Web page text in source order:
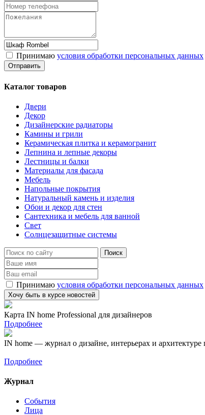
Принимаю условия обработки персональных данных
Каталог товаров
Двери
Декор
Дизайнерские радиаторы
Камины и грили
Керамическая плитка и керамогранит
Лепнина и лепные декоры
Лестницы и балки
Материалы для фасада
Мебель
Напольные покрытия
Натуральный камень и изделия
Обои и декор для стен
Сантехника и мебель для ванной
Свет
Солнцезащитные системы
Принимаю условия обработки персональных данных
Карта IN home Professional для дизайнеров
Подробнее
IN home — журнал о дизайне, интерьерах и архитектуре
Подробнее
Журнал
События
Лица